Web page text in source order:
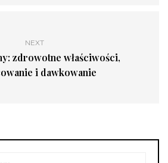
NEXT
zdrowotne właściwości,
i dawkowanie